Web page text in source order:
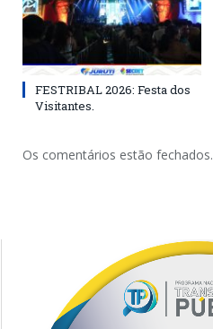
FESTRIBAL 2026: Festa dos
Visitantes.
Os comentários estão fechados.